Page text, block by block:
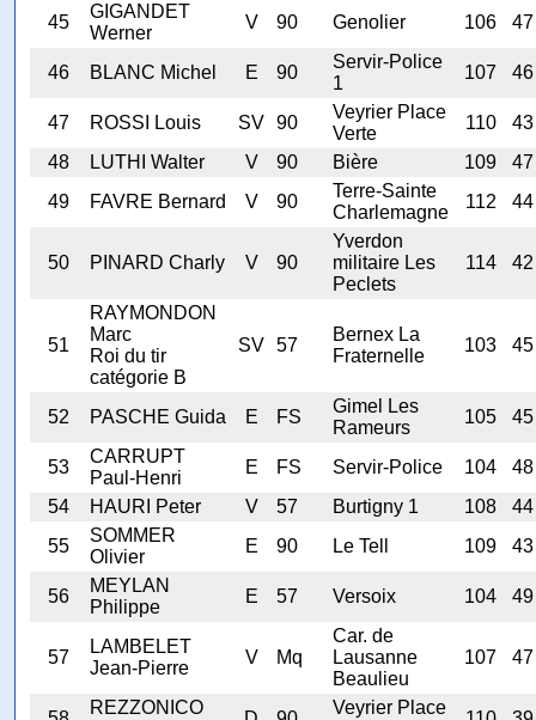
45
GIGANDET
Werner
V 90 Genolier 106 47
46 BLANC Michel E 90
Servir-Police
1
107 46
47 ROSSI Louis SV 90
Veyrier Place
Verte
110
43
48
LUTHI Walter V 90 Bière 109
47
49
FAVRE Bernard V 90
Terre-Sainte
Charlemagne
112 44
50 PINARD Charly V 90
Yverdon
militaire Les
Peclets
114 42
51
RAYMONDON
Marc
Roi du tir
catégorie B
SV 57
Bernex La
Fraternelle
103 45
52 PASCHE Guida E FS
Gimel Les
Rameurs
105 45
53
CARRUPT
Paul-Henri
E FS Servir-Police 104
48
54
HAURI Peter V 57 Burtigny 1 108
44
55
SOMMER
Olivier
E 90 Le Tell 109 43
56
MEYLAN
Philippe
E 57 Versoix 104 49
57
LAMBELET
Jean-Pierre
V Mq
Car. de
Lausanne
Beaulieu
107 47
REZZONICO
Veyrier Place